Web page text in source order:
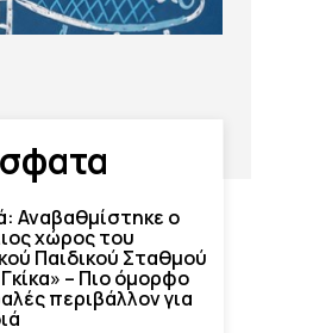
Αναβαθμίστηκε ο
χώρος του
Παιδικού Σταθμού
– Πιο όμορφο
περιβάλλον για